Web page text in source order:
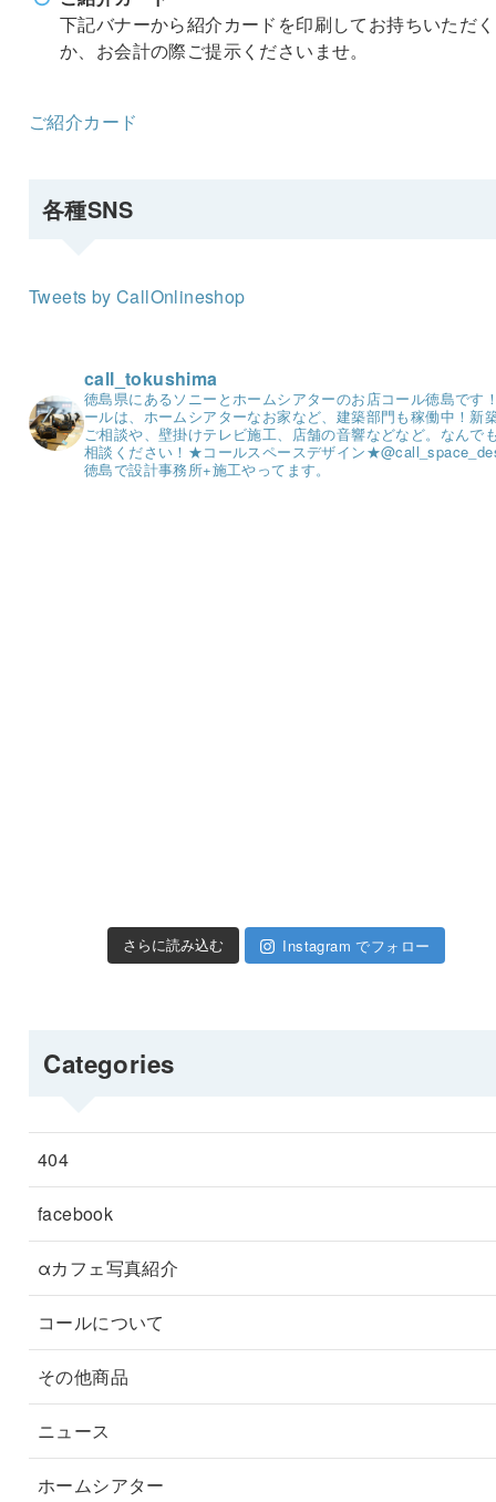
下記バナーから紹介カードを印刷してお持ちいただく
か、お会計の際ご提示くださいませ。
ご紹介カード
各種SNS
Tweets by CallOnlineshop
call_tokushima
徳島県にあるソニーとホームシアターのお店コール徳島です
ールは、ホームシアターなお家など、建築部門も稼働中！ 新
ご相談や、壁掛けテレビ施工、店舗の音響などなど。 なんで
相談ください！ ★コールスペースデザイン★
徳島で設計事務所+施工やってます。
さらに読み込む Instagram でフォロー
Categories
404
facebook
αカフェ写真紹介
コールについて
その他商品
ニュース
ホームシアター